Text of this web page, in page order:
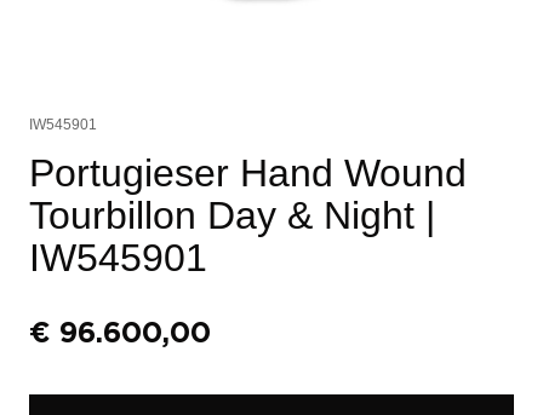
IW545901
Portugieser Hand Wound
Tourbillon Day & Night |
IW545901
€ 96.600,00